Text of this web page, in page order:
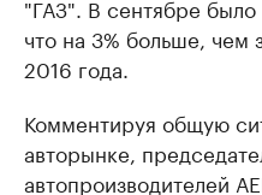
"ГАЗ". В сентябре
что на 3% больше, чем
2016 года.
Комментируя общую
авторынке,
автопроизводителей